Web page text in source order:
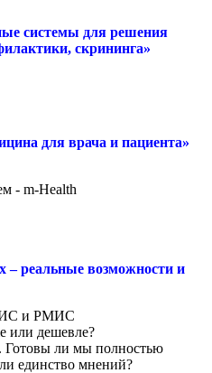
системы для решения
скрининга»
для врача и пациента»
- m-Health
– реальные возможности и
и РМИС
или дешевле?
Готовы ли мы полностью
единство мнений?